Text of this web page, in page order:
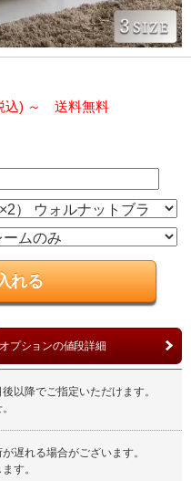
込) ～ 送料無料
オプションの値段詳細
以降でご指定いただけます。
遅れる場合がございます。
す。